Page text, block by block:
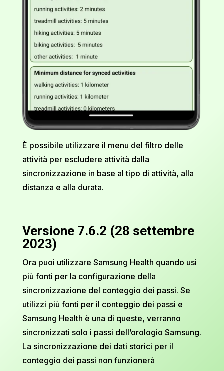
È possibile utilizzare il menu del filtro delle
attività per escludere attività dalla
sincronizzazione in base al tipo di attività, alla
distanza e alla durata.
Versione 7.6.2 (28 settembre
2023)
Ora puoi utilizzare Samsung Health quando usi
più fonti per la configurazione della
sincronizzazione del conteggio dei passi. Se
utilizzi più fonti per il conteggio dei passi e
Samsung Health è una di queste, verranno
sincronizzati solo i passi dell’orologio Samsung.
La sincronizzazione dei dati storici per il
conteggio dei passi non funzionerà